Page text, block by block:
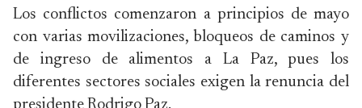
Los conflictos comenzaron a principios de mayo
con varias movilizaciones, bloqueos de caminos y
de ingreso de alimentos a La Paz, pues los
diferentes sectores sociales exigen la renuncia del
presidente Rodrigo Paz.